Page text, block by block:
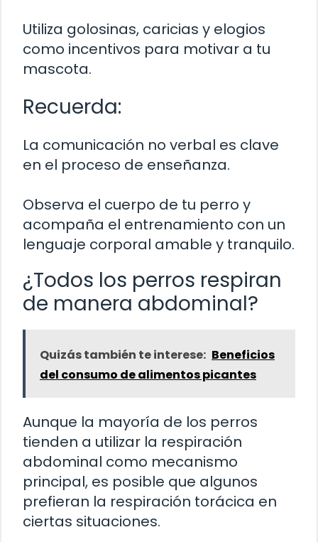
Utiliza golosinas, caricias y elogios
como incentivos para motivar a tu
mascota.
Recuerda:
La comunicación no verbal es clave
en el proceso de enseñanza.
Observa el cuerpo de tu perro y
acompaña el entrenamiento con un
lenguaje corporal amable y tranquilo.
¿Todos los perros respiran
de manera abdominal?
Quizás también te interese: Beneficios
del consumo de alimentos picantes
Aunque la mayoría de los perros
tienden a utilizar la respiración
abdominal como mecanismo
principal, es posible que algunos
prefieran la respiración torácica en
ciertas situaciones.